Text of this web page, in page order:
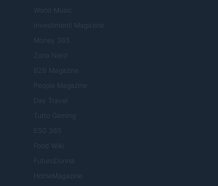
World Music
Investimenti Magazine
Money 365
Zona Nerd
B2B Magazine
People Magazine
Day Travel
Tutto Gaming
ESG 365
Food Wiki
FuturoDonna
HomeMagazine